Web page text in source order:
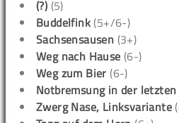
(?) (5)
Buddelfink (5+/6-)
Sachsensausen (3+)
Weg nach Hause (6-)
Weg zum Bier (6-)
Notbremsung in der
Zwerg Nase, Linksvariante